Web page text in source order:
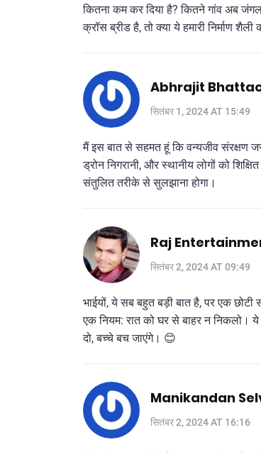
कितना कम कर दिया है? कितने गांव अब
क्रॉस ब्रीड है, तो क्या ये हमारी निर्माण
Abhrajit
सितंबर 1, 2024 AT 15:49
मैं इस बात से सहमत हूं कि वन्यजीव संरक्षण
ड्रोन निगरानी, और स्थानीय लोगों को
संतुलित तरीके से सुलझाना होगा।
Raj
सितंबर 2, 2024 AT 09:49
भाईयों, ये सब बहुत बड़ी बात है, पर एक
एक नियम: रात को घर से बाहर न निकलो।
दो, बच्चे बच जाएंगे। 😊
Manikandan
सितंबर 2, 2024 AT 16:16